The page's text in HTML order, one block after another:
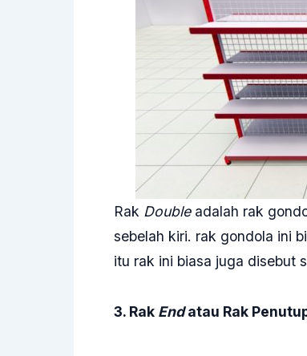
Rak Doubleadalah rak
sebelah kiri. rak gondola ini
itu rak ini biasa juga disebut
3. Rak Endatau Rak